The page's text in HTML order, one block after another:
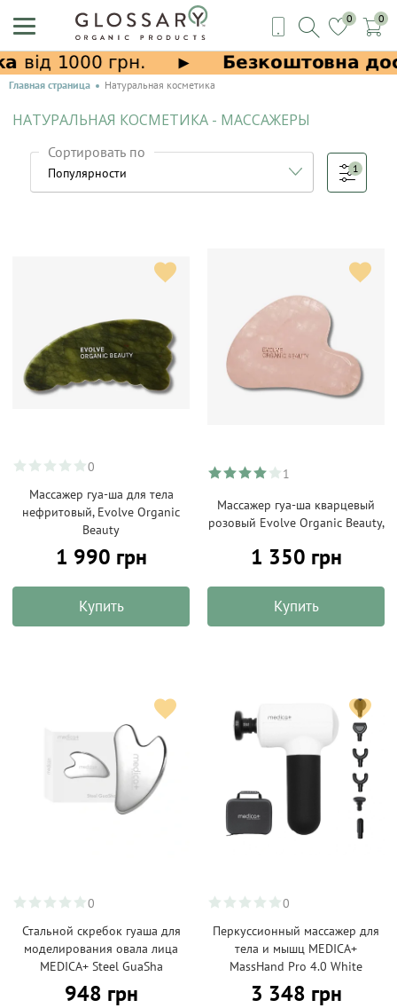
0 0
Главная страница Натуральная косметика
НАТУРАЛЬНАЯ КОСМЕТИКА - МАССАЖЕРЫ
Сортировать по
1
0
Массажер гуа-ша для тела
нефритовый, Evolve Organic
Beauty
1 990 грн
Купить
1
Массажер гуа-ша кварцевый
розовый Evolve Organic Beauty,
1 350 грн
Купить
0
Стальной скребок гуаша для
моделирования овала лица
MEDICA+ Steel GuaSha
948 грн
0
Перкуссионный массажер для
тела и мышц MEDICA+
MassHand Pro 4.0 White
3 348 грн